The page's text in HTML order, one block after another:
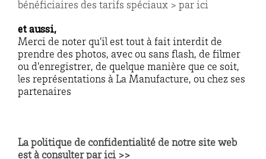
bénéficiaires des tarifs spéciaux > par ici
et aussi,
Merci de noter qu’il est tout à fait interdit de
prendre des photos, avec ou sans flash, de filmer
ou d’enregistrer, de quelque manière que ce soit,
les représentations à La Manufacture, ou chez ses
partenaires
La politique de confidentialité de notre site web
est à consulter par ici >>